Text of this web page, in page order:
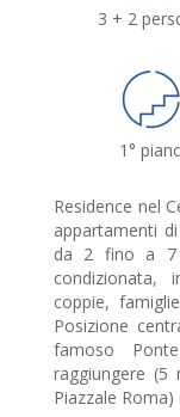
3 + 2
1°
Residence nel
appartamenti
da 2 fino a 7
condizionata,
coppie,
Posizione
famoso
raggiungere
Piazzale